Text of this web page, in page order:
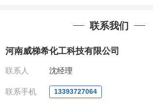
我司对高校及科研单位先发货和
全额退款,并承担所有运费。
:0371-63377391/13393727064
QQ:3930072831
微信 :13393727064
联系人: 沈晓东(欢迎致电
联系我们
河南威梯希化工科技有限公司
联系人 沈经理
联系手机 13393727064